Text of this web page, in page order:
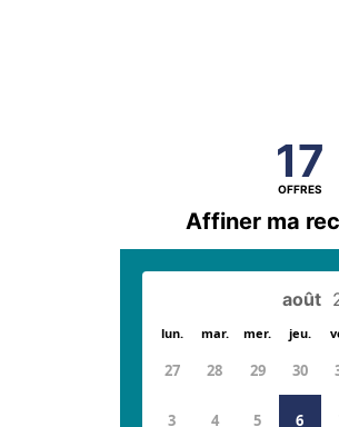
17
OFFRES
Affiner ma
lun. mar. mer. jeu.
27 28 29 30
3 4 5 6